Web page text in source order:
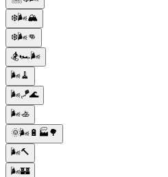
❄️🌬️🏔️
❄️🌬️👊
🏂🏎️🌬️
🌬️🧹
🌬️🪁🌊
🌬️🚣
🌞🌬️🔋🏭🌳
🌬️🔨
🌬️🏰